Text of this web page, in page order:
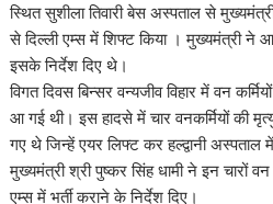
स्थित सुशीला तिवारी बेस अस्पताल से
से दिल्ली एम्स में शिफ्ट किया । मुख्यमंत्री
इसके निर्देश दिए थे।
विगत दिवस बिन्सर वन्यजीव विहार में वन
आ गई थी। इस हादसे में चार वनकर्मियों की
गए थे जिन्हें एयर लिफ्ट कर हल्द्वानी अस्पताल
मुख्यमंत्री श्री पुष्कर सिंह धामी ने इन चारों
एम्स में भर्ती कराने के निर्देश दिए।